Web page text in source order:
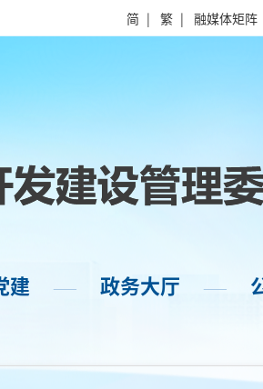
简 | 繁 | 融媒体矩阵
建 —— 政务大厅 ——